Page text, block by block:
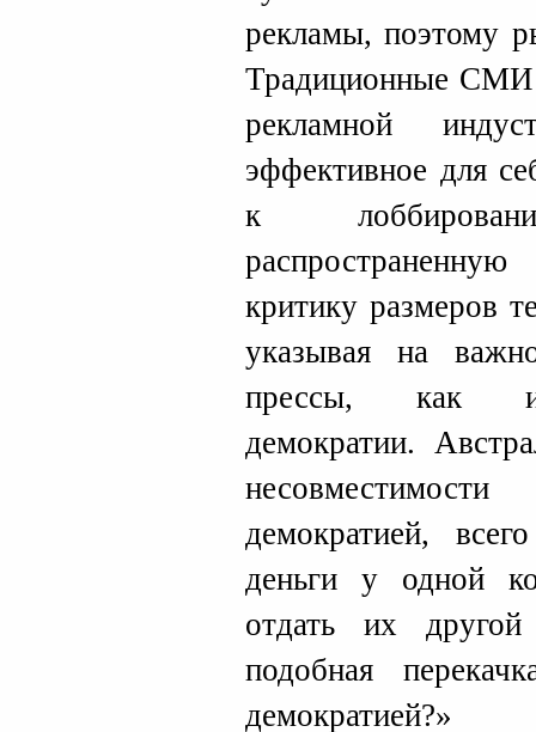
рекламы, поэтому
Традиционные СМИ
рекламной
эффективное для
к
критику размеров
указывая на
прессы, как
демократии.
демократией,
деньги у одной
отдать их
подобная
демократией?»